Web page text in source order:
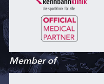
Member of